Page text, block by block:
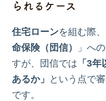
られるケース
住宅ローンを組む際
命保険（団信）
」へ
すが、団信では 「3
あるか」
という点で
です。